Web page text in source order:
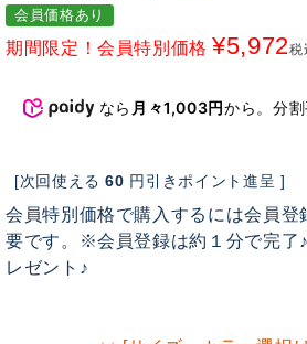
会員価格あり
期間限定！会員特別価格 ¥5,972税
なら 月々1,003円から。分
[次回使える 60 円引きポイント進呈 ]
会員特別価格で購入するには会員登
要です。※会員登録は約１分で完了
レゼント♪